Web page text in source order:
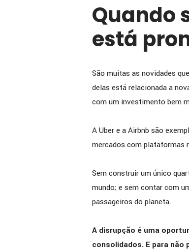
Quando
está
São muitas as novidades
delas está relacionada a
com um investimento bem
A Uber e a Airbnb são
mercados com plataformas
Sem construir um único
mundo; e sem contar com
passageiros do planeta.
A disrupção é uma
consolidados. E para